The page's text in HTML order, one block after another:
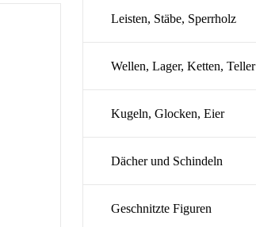
Leisten, Stäbe, Sperrholz
Wellen, Lager, Ketten, Teller
Kugeln, Glocken, Eier
Dächer und Schindeln
Geschnitzte Figuren